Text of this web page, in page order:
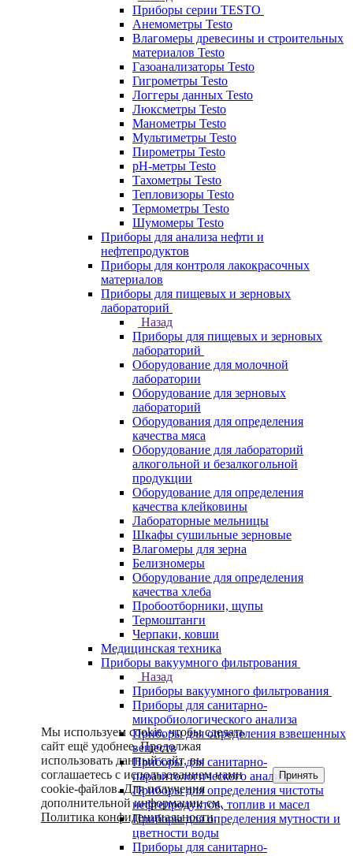
Приборы серии TESTO
Анемометры Testo
Влагомеры древесины и строительных
материалов Testo
Газоанализаторы Testo
Гигрометры Testo
Логгеры данных Testo
Люксметры Testo
Манометры Testo
Мультиметры Testo
Пирометры Testo
pH-метры Testo
Тахометры Testo
Тепловизоры Testo
Термометры Testo
Шумомеры Testo
Приборы для анализа нефти и
нефтепродуктов
Приборы для контроля лакокрасочных
материалов
Приборы для пищевых и зерновых
лабораторий
Назад
Приборы для пищевых и зерновых
лабораторий
Оборудование для молочной
лаборатории
Оборудование для зерновых
лабораторий
Оборудования для определения
качества мяса
Оборудование для лабораторий
алкогольной и безалкогольной
продукции
Оборудование для определения
качества клейковины
Лабораторные мельницы
Шкафы сушильные зерновые
Влагомеры для зерна
Белизномеры
Оборудование для определения
качества хлеба
Пробоотборники, щупы
Термоштанги
Черпаки, ковши
Медицинская техника
Приборы вакуумного фильтрования
Назад
Приборы вакуумного фильтрования
Приборы для санитарно-
микробиологического анализа
Приборы для определения взвешенных
веществ
Приборы для санитарно-
паразитологического анализа
Приборы для определения чистоты
нефтепродуктов, топлив и масел
Приборы для определения мутности и
цветности воды
Приборы для санитарно-
Мы используем cookie, чтобы сделать
сайт ещё удобнее. Продолжая
использовать данный сайт, вы
соглашаетесь с использованием нами
cookie-файлов. Для получения
дополнительной информации см.
Политика конфиденциальности.
Принять